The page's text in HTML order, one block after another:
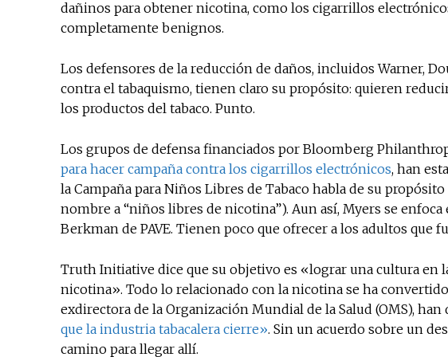
dañinos para obtener nicotina, como los cigarrillos
completamente benignos.
Los defensores de la reducción de daños, incluidos Warner,
contra el tabaquismo, tienen claro su propósito: quieren
los productos del tabaco. Punto.
Los grupos de defensa financiados por Bloomberg
para hacer campaña contra los cigarrillos electrónicos, han
la Campaña para Niños Libres de Tabaco habla de su
nombre a “niños libres de nicotina”). Aun así, Myers se
Berkman de PAVE. Tienen poco que ofrecer a los adultos que
Truth Initiative dice que su objetivo es «lograr una cultura en
nicotina». Todo lo relacionado con la nicotina se ha
exdirectora de la Organización Mundial de la Salud (OMS),
que la industria tabacalera cierre». Sin un acuerdo sobre un
camino para llegar allí.